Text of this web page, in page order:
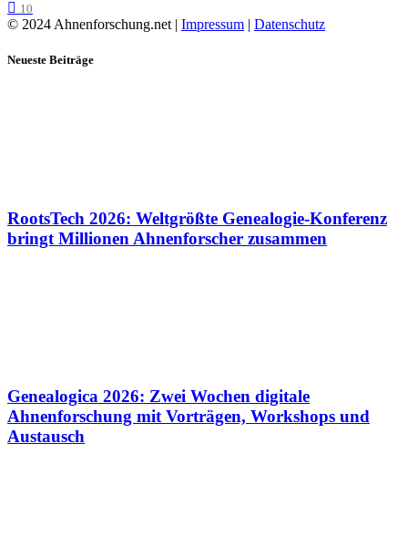
10
© 2024 Ahnenforschung.net | Impressum | Datenschutz
Neueste Beiträge
RootsTech 2026: Weltgrößte Genealogie-Konferenz
bringt Millionen Ahnenforscher zusammen
Genealogica 2026: Zwei Wochen digitale
Ahnenforschung mit Vorträgen, Workshops und
Austausch